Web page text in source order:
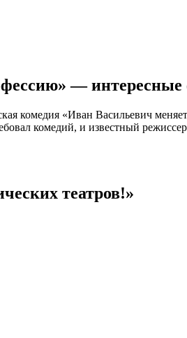
—
комедия «Иван Васильевич
комедий, и известный
театров!»